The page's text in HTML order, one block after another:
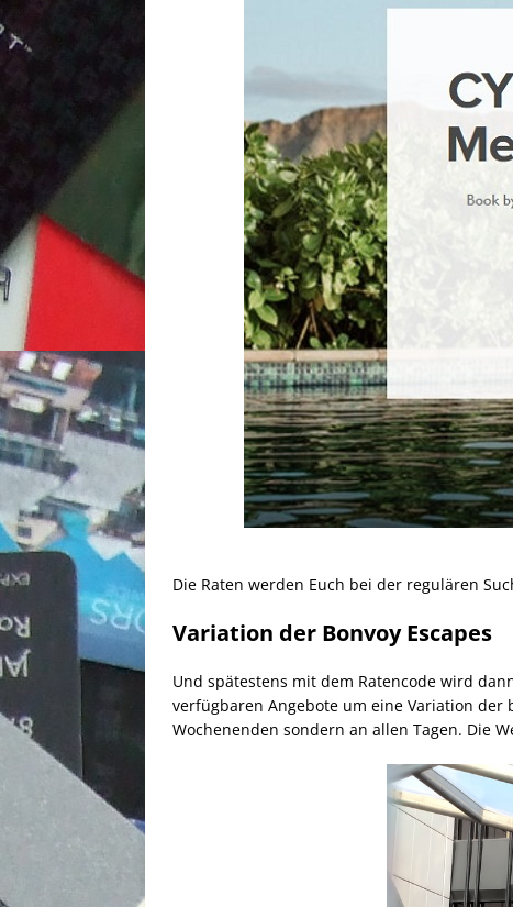
Die Raten werden Euch bei der regulären
Variation der Bonvoy Escapes
Und spätestens mit dem Ratencode wird
verfügbaren Angebote um eine Variation der
Wochenenden sondern an allen Tagen. Die